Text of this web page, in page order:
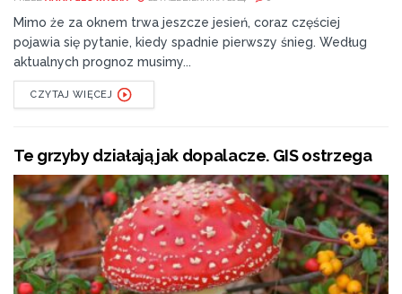
Mimo że za oknem trwa jeszcze jesień, coraz częściej
pojawia się pytanie, kiedy spadnie pierwszy śnieg. Według
aktualnych prognoz musimy...
CZYTAJ WIĘCEJ
Te grzyby działają jak dopalacze. GIS ostrzega